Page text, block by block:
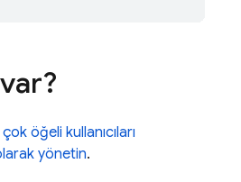
çok öğeli kullanıcıları
yönetin.